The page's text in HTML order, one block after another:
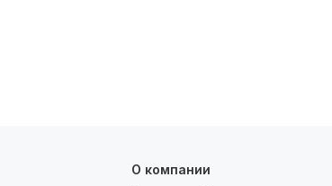
О компании